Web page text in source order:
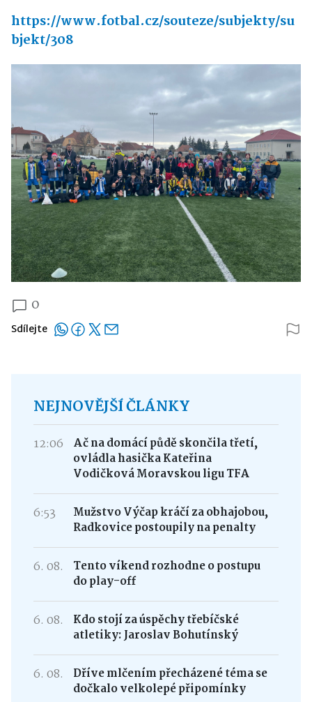
https://www.fotbal.cz/souteze/subjekty/su
bjekt/308
0
Sdílejte
NEJNOVĚJŠÍ ČLÁNKY
12:06
Ač na domácí půdě skončila třetí,
ovládla hasička Kateřina
Vodičková Moravskou ligu TFA
6:53
Mužstvo Výčap kráčí za obhajobou,
Radkovice postoupily na penalty
6. 08.
Tento víkend rozhodne o postupu
do play-off
6. 08.
Kdo stojí za úspěchy třebíčské
atletiky: Jaroslav Bohutínský
6. 08.
Dříve mlčením přecházené téma se
dočkalo velkolepé připomínky